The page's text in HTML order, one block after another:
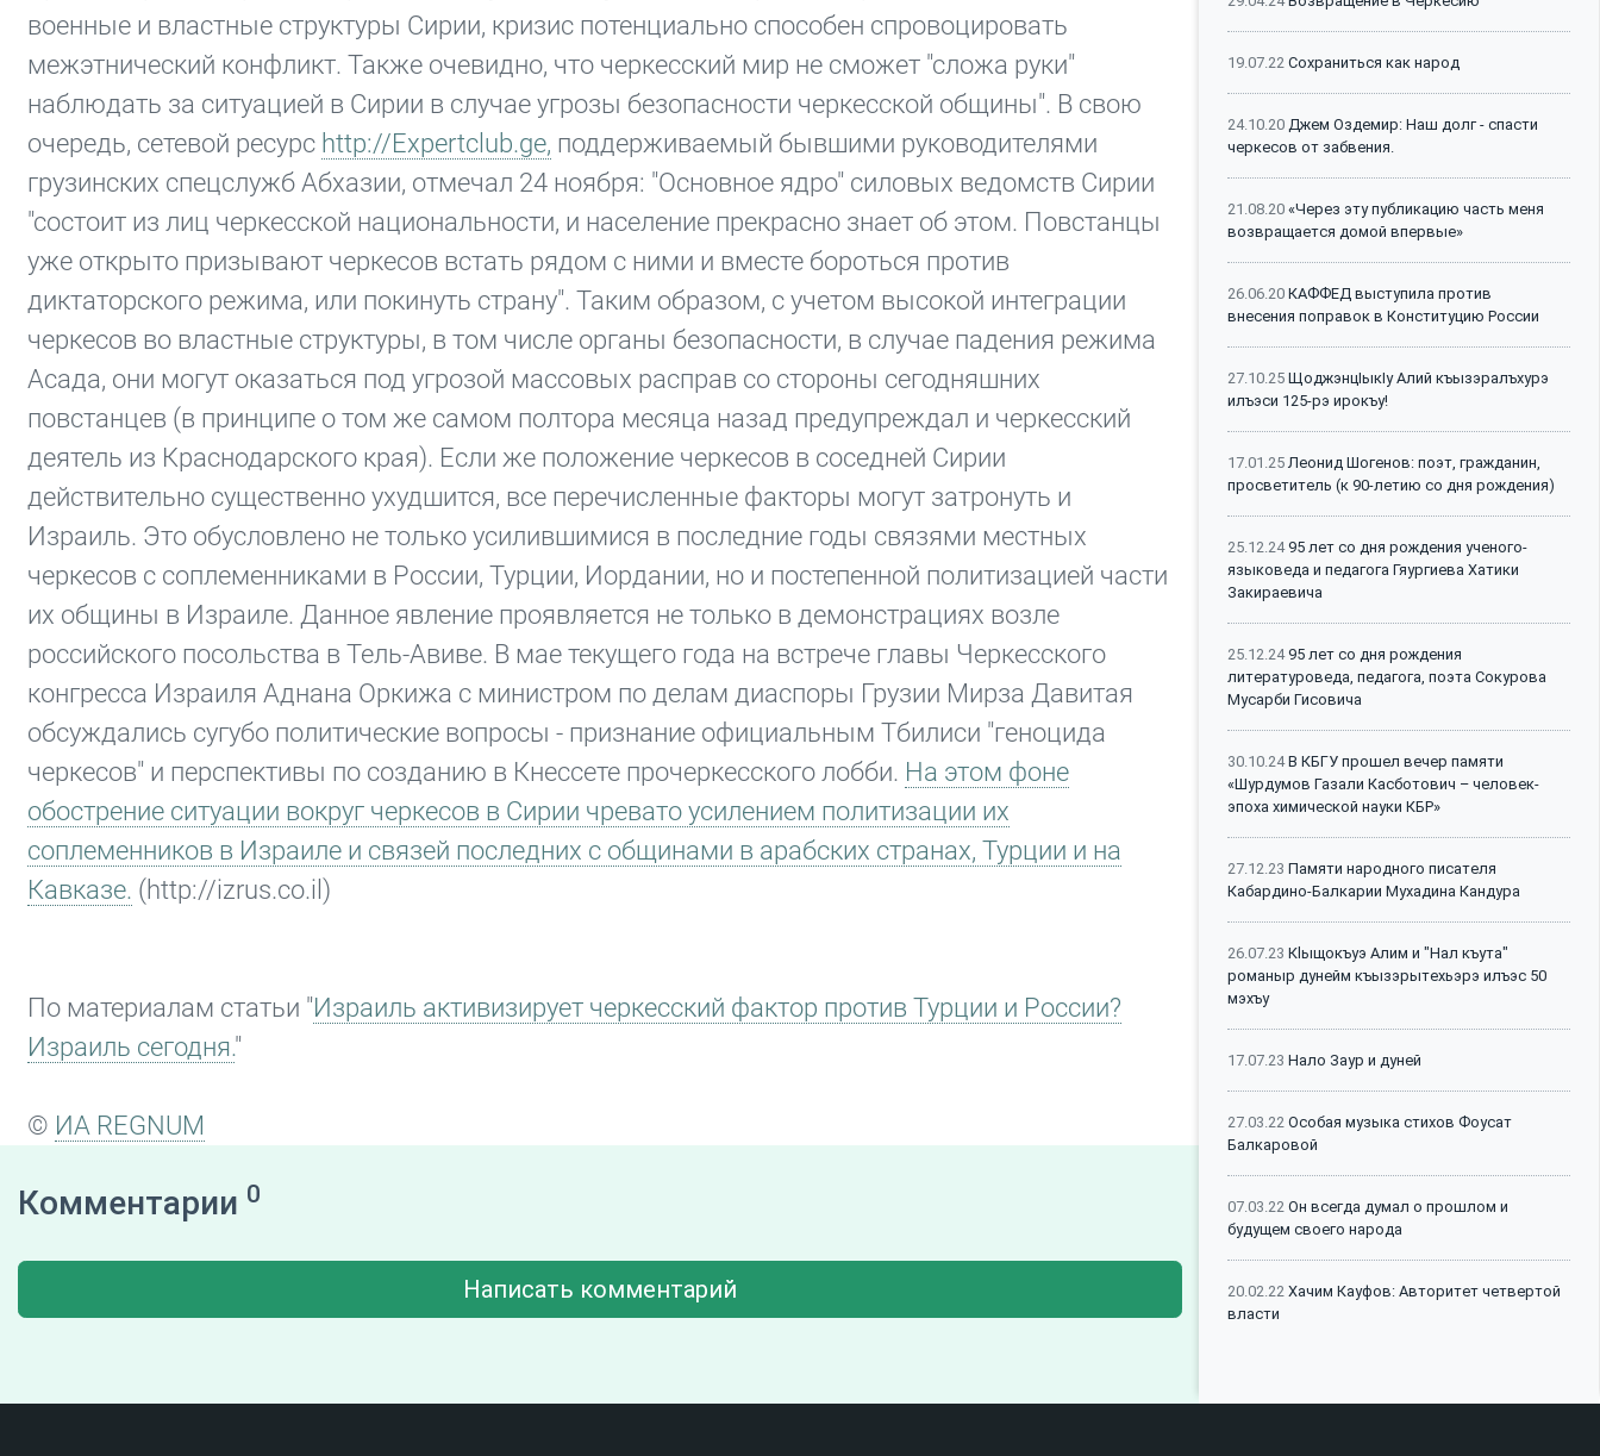
военные и властные структуры Сирии, кризис потенциально способен спровоцировать
межэтнический конфликт. Также очевидно, что черкесский мир не сможет "сложа руки"
наблюдать за ситуацией в Сирии в случае угрозы безопасности черкесской общины". В свою
очередь, сетевой ресурс http://Expertclub.ge, поддерживаемый бывшими руководителями
грузинских спецслужб Абхазии, отмечал 24 ноября: "Основное ядро" силовых ведомств Сирии
"состоит из лиц черкесской национальности, и население прекрасно знает об этом. Повстанцы
уже открыто призывают черкесов встать рядом с ними и вместе бороться против
диктаторского режима, или покинуть страну". Таким образом, с учетом высокой интеграции
черкесов во властные структуры, в том числе органы безопасности, в случае падения режима
Асада, они могут оказаться под угрозой массовых расправ со стороны сегодняшних
повстанцев (в принципе о том же самом полтора месяца назад предупреждал и черкесский
деятель из Краснодарского края). Если же положение черкесов в соседней Сирии
действительно существенно ухудшится, все перечисленные факторы могут затронуть и
Израиль. Это обусловлено не только усилившимися в последние годы связями местных
черкесов с соплеменниками в России, Турции, Иордании, но и постепенной политизацией части
их общины в Израиле. Данное явление проявляется не только в демонстрациях возле
российского посольства в Тель-Авиве. В мае текущего года на встрече главы Черкесского
конгресса Израиля Аднана Оркижа с министром по делам диаспоры Грузии Мирза Давитая
обсуждались сугубо политические вопросы - признание официальным Тбилиси "геноцида
черкесов" и перспективы по созданию в Кнессете прочеркесского лобби. На этом фоне
обострение ситуации вокруг черкесов в Сирии чревато усилением политизации их
соплеменников в Израиле и связей последних с общинами в арабских странах, Турции и на
Кавказе. (http://izrus.co.il)
По материалам статьи "Израиль активизирует черкесский фактор против Турции и России?
Израиль сегодня."
© ИА REGNUM
Комментарии 0
Написать комментарий
19.07.22 Сохраниться как народ
24.10.20 Джем Оздемир: Наш долг - спасти
черкесов от забвения.
21.08.20 «Через эту публикацию часть меня
возвращается домой впервые»
26.06.20 КАФФЕД выступила против
внесения поправок в Конституцию России
27.10.25 ЩоджэнцIыкIу Алий къызэралъхурэ
илъэси 125-рэ ирокъу!
17.01.25 Леонид Шогенов: поэт, гражданин,
просветитель (к 90-летию со дня рождения)
25.12.2495 лет со дня рождения ученого-
языковеда и педагога Гяургиева Хатики
Закираевича
25.12.2495 лет со дня рождения
литературоведа, педагога, поэта Сокурова
Мусарби Гисовича
30.10.24В КБГУ прошел вечер памяти
«Шурдумов Газали Касботович – человек-
эпоха химической науки КБР»
27.12.23 Памяти народного писателя
Кабардино-Балкарии Мухадина Кандура
26.07.23 Кlыщокъуэ Алим и "Нал къута"
романыр дунейм къызэрытехьэрэ илъэс 50
мэхъу
17.07.23 Нало Заур и дуней
27.03.22 Особая музыка стихов Фоусат
Балкаровой
07.03.22 Он всегда думал о прошлом и
будущем своего народа
20.02.22 Хачим Кауфов: Авторитет четвертой
власти